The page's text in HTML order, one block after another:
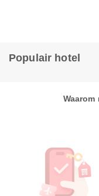
Populair hotel
Waarom